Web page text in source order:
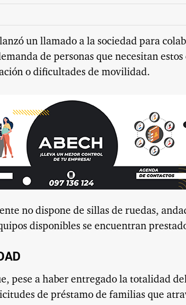
un llamado a la sociedad para
de personas que necesitan
o dificultades de movilidad.
no dispone de sillas de ruedas,
disponibles se encuentran
pese a haber entregado la totalidad
de préstamo de familias que